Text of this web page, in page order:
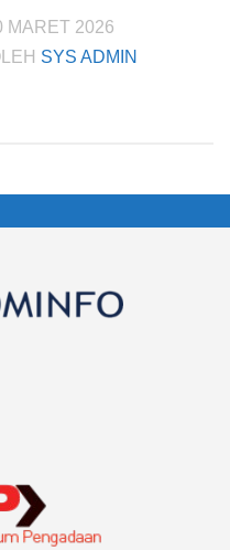
MARET 2026
SYS ADMIN